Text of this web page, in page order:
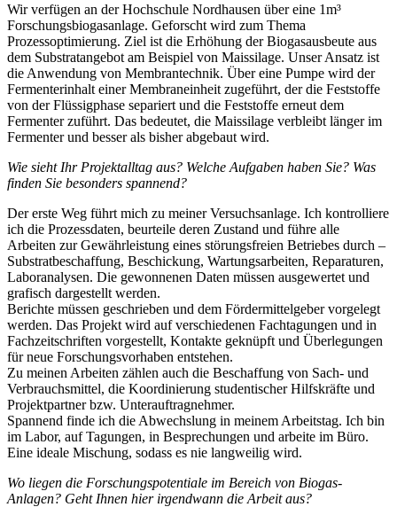
Wir verfügen an der Hochschule Nordhausen über eine 1m³
Forschungsbiogasanlage. Geforscht wird zum Thema
Prozessoptimierung. Ziel ist die Erhöhung der Biogasausbeute aus
dem Substratangebot am Beispiel von Maissilage. Unser Ansatz ist
die Anwendung von Membrantechnik. Über eine Pumpe wird der
Fermenterinhalt einer Membraneinheit zugeführt, der die Feststoffe
von der Flüssigphase separiert und die Feststoffe erneut dem
Fermenter zuführt. Das bedeutet, die Maissilage verbleibt länger im
Fermenter und besser als bisher abgebaut wird.
Wie sieht Ihr Projektalltag aus? Welche Aufgaben haben Sie? Was
finden Sie besonders spannend?
Der erste Weg führt mich zu meiner Versuchsanlage. Ich kontrolliere
ich die Prozessdaten, beurteile deren Zustand und führe alle
Arbeiten zur Gewährleistung eines störungsfreien Betriebes durch –
Substratbeschaffung, Beschickung, Wartungsarbeiten, Reparaturen,
Laboranalysen. Die gewonnenen Daten müssen ausgewertet und
grafisch dargestellt werden.
Berichte müssen geschrieben und dem Fördermittelgeber vorgelegt
werden. Das Projekt wird auf verschiedenen Fachtagungen und in
Fachzeitschriften vorgestellt, Kontakte geknüpft und Überlegungen
für neue Forschungsvorhaben entstehen.
Zu meinen Arbeiten zählen auch die Beschaffung von Sach- und
Verbrauchsmittel, die Koordinierung studentischer Hilfskräfte und
Projektpartner bzw. Unterauftragnehmer.
Spannend finde ich die Abwechslung in meinem Arbeitstag. Ich bin
im Labor, auf Tagungen, in Besprechungen und arbeite im Büro.
Eine ideale Mischung, sodass es nie langweilig wird.
Wo liegen die Forschungspotentiale im Bereich von Biogas-
Anlagen? Geht Ihnen hier irgendwann die Arbeit aus?